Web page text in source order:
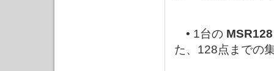
• 1台の
た、128点までの